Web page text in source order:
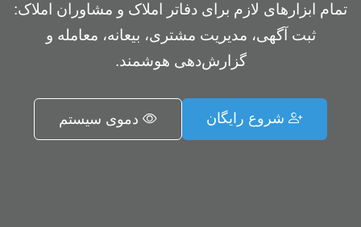
تمام ابزارهای لازم برای دفاتر املاک و مشاوران املاک:
ثبت آگهی، مدیریت مشتری، بیعانه، معامله و
گزارش‌دهی هوشمند.
شروع رایگان دموی سیستم